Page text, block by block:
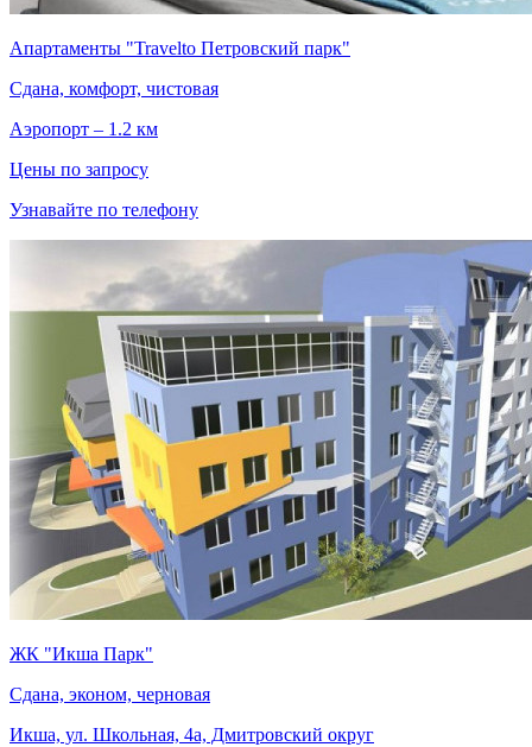
Апартаменты "Travelto Петровский парк"
Сдана, комфорт, чистовая
Аэропорт – 1.2 км
Цены по запросу
Узнавайте по телефону
ЖК "Икша Парк"
Сдана, эконом, черновая
Икша, ул. Школьная, 4а, Дмитровский округ